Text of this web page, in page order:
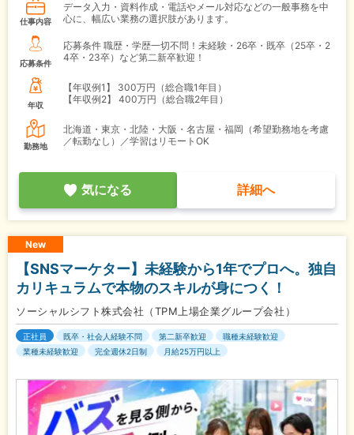
仕事内容
データ入力・資料作成・電話やメール対応などの一般事務を中
心に、幅広い業務の選択肢があります。
応募条件
応募条件 職歴・学歴一切不問！未経験・26卒・既卒（25卒・2
4卒・23卒）など第二新卒歓迎！
年収
【年収例1】
300万円（総合職1年目）
【年収例2】
400万円（総合職2年目）
勤務地
北海道・東京・北陸・大阪・名古屋・福岡（希望勤務地を考慮
／転勤なし）／学習はリモートOK
気になる 詳細へ
New
【SNSマーケター】未経験から1年でプロへ。独自
カリキュラムで本物のスキルが身につく！
ソーシャルシフト株式会社（TPM上場企業グループ会社）
正社員 既卒・社会人経験不問 第二新卒歓迎
職種未経験歓迎
業種未経験歓迎
完全週休2日制 月給25万円以上